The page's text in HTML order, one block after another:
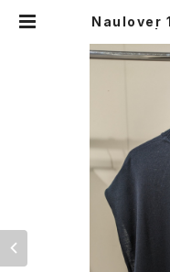
Naulover